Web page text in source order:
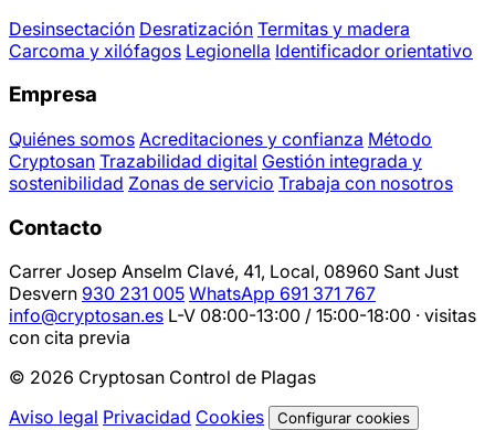
Desinsectación Desratización Termitas y madera
Carcoma y xilófagos Legionella Identificador orientativo
Empresa
Quiénes somos Acreditaciones y confianza Método
Cryptosan Trazabilidad digital Gestión integrada y
sostenibilidad Zonas de servicio Trabaja con nosotros
Contacto
Carrer Josep Anselm Clavé, 41, Local, 08960 Sant Just
Desvern 930 231 005 WhatsApp 691 371 767
info@cryptosan.es L-V 08:00-13:00 / 15:00-18:00 · visitas
con cita previa
© 2026 Cryptosan Control de Plagas
Aviso legal Privacidad Cookies Configurar cookies